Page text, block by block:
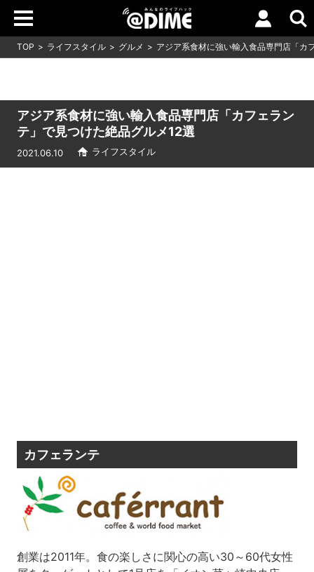
TOP ライフスタイル グルメ アジア系食材に強い輸入食品専門店「カ
アジア系食材に強い輸入食品専門店「カフェラン
テ」で見つけた絶品グルメ12選
2021.06.10 ライフスタイル
カフェランテ
創業は2011年。食の楽しさに関心の高い30～60代女性